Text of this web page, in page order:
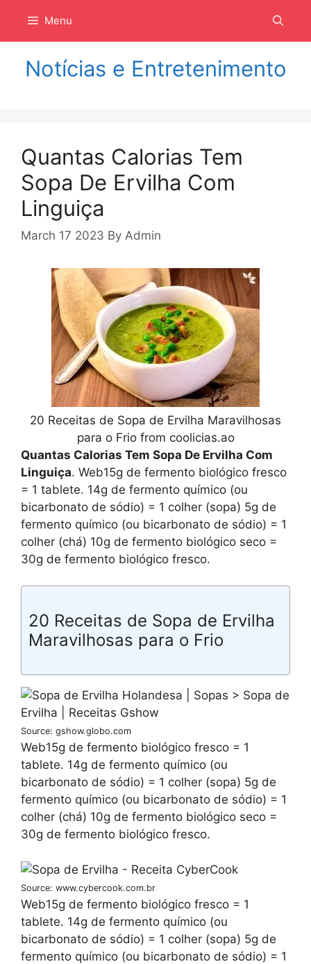
isi
Menu
Notícias e Entretenimento
Quantas Calorias Tem
Sopa De Ervilha Com
Linguiça
March 17 2023 By Admin
20 Receitas de Sopa de Ervilha Maravilhosas
para o Frio from coolicias.ao
Quantas Calorias Tem Sopa De Ervilha Com
Linguiça. Web15g de fermento biológico fresco
= 1 tablete. 14g de fermento químico (ou
bicarbonato de sódio) = 1 colher (sopa) 5g de
fermento químico (ou bicarbonato de sódio) = 1
colher (chá) 10g de fermento biológico seco =
30g de fermento biológico fresco.
20 Receitas de Sopa de Ervilha
Maravilhosas para o Frio
Source: gshow.globo.com
Web15g de fermento biológico fresco = 1
tablete. 14g de fermento químico (ou
bicarbonato de sódio) = 1 colher (sopa) 5g de
fermento químico (ou bicarbonato de sódio) = 1
colher (chá) 10g de fermento biológico seco =
30g de fermento biológico fresco.
Source: www.cybercook.com.br
Web15g de fermento biológico fresco = 1
tablete. 14g de fermento químico (ou
bicarbonato de sódio) = 1 colher (sopa) 5g de
fermento químico (ou bicarbonato de sódio) = 1